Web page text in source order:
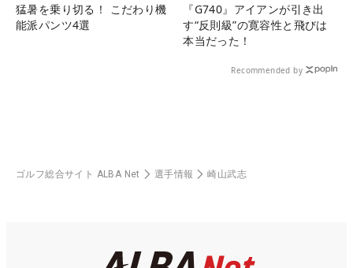
猛暑を乗り切る！ こだわり機
能派パンツ4選
『G740』アイアンが引き出
す“反則級”の寛容性と飛びは
本当だった！
Recommended by
ゴルフ総合サイト ALBA Net 選手情報 崎山武志